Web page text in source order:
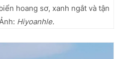
hoang sơ, xanh ngắt và tận
Hiyoanhle.